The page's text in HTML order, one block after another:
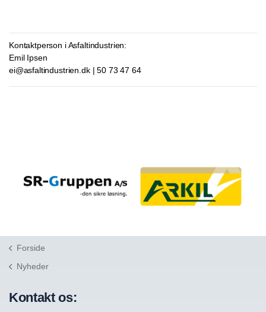
Kontaktperson i Asfaltindustrien:
Emil Ipsen
ei@asfaltindustrien.dk | 50 73 47 64
Forside
Nyheder
Kontakt os: